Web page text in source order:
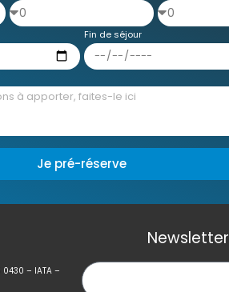
Fin de séjour
Je pré-réserve
0430 – IATA –
Newsletter